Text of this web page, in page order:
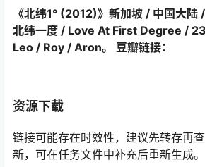
《北纬1°‎ (2012)》新加坡 / 中国大陆
北纬一度 / Love At First Degree / 23
Leo / Roy / Aron。 豆瓣链接：
资源下载
链接可能存在时效性，建议先转存再
新，可在任务文件中补充后重新生成。